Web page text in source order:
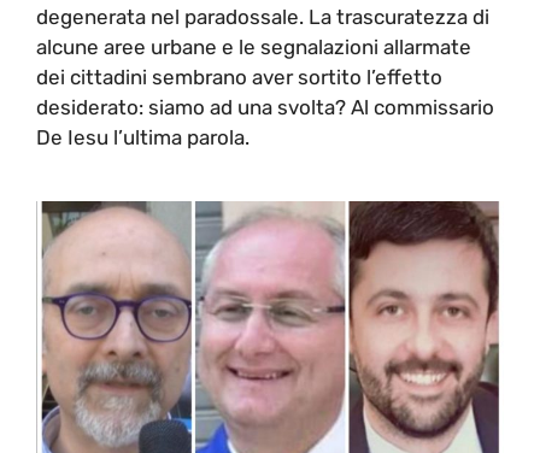
degenerata nel paradossale. La trascuratezza di
alcune aree urbane e le segnalazioni allarmate
dei cittadini sembrano aver sortito l’effetto
desiderato: siamo ad una svolta? Al commissario
De Iesu l’ultima parola.